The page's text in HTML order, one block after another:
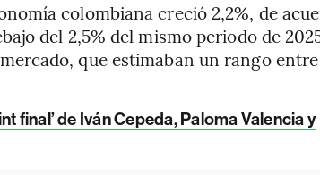
colombiana creció 2,2%, de
del 2,5% del mismo periodo de
que estimaban un rango
final’ de Iván Cepeda, Paloma Valencia y